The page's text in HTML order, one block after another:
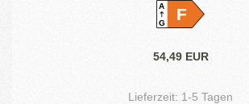
A
GF
54,49 EUR
Lieferzeit: 1-5 Tagen